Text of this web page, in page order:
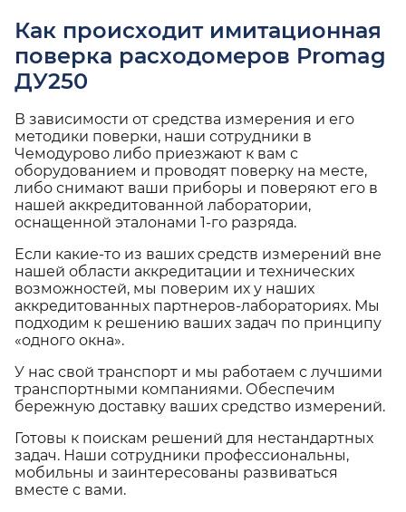
Как происходит имитационная
поверка расходомеров Promag
ДУ250
В зависимости от средства измерения и его
методики поверки, наши сотрудники в
Чемодурово либо приезжают к вам с
оборудованием и проводят поверку на месте,
либо снимают ваши приборы и поверяют его в
нашей аккредитованной лаборатории,
оснащенной эталонами 1-го разряда.
Если какие-то из ваших средств измерений вне
нашей области аккредитации и технических
возможностей, мы поверим их у наших
аккредитованных партнеров-лабораториях. Мы
подходим к решению ваших задач по принципу
«одного окна».
У нас свой транспорт и мы работаем с лучшими
транспортными компаниями. Обеспечим
бережную доставку ваших средство измерений.
Готовы к поискам решений для нестандартных
задач. Наши сотрудники профессиональны,
мобильны и заинтересованы развиваться
вместе с вами.